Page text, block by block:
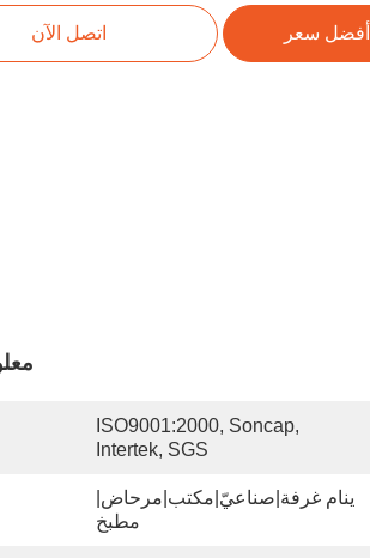
سعر اتصل الآن
ISO9001:2000, Soncap,
Intertek, SGS
ينام غرفة|صناعيّ|مكتب|مرحاض|
مطبخ